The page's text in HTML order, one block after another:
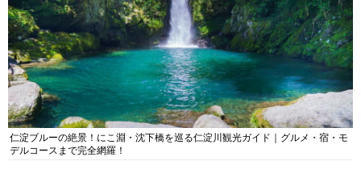
仁淀ブルーの絶景！にこ淵・沈下橋を巡る仁淀川観光ガイド｜グルメ・宿・モ
デルコースまで完全網羅！